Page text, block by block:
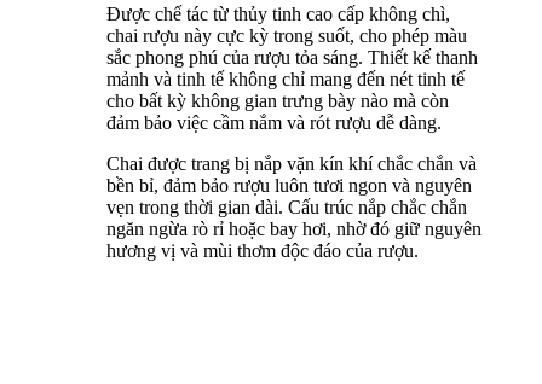
Được chế tác từ thủy tinh cao cấp không chì,
chai rượu này cực kỳ trong suốt, cho phép màu
sắc phong phú của rượu tỏa sáng. Thiết kế thanh
mảnh và tinh tế không chỉ mang đến nét tinh tế
cho bất kỳ không gian trưng bày nào mà còn
đảm bảo việc cầm nắm và rót rượu dễ dàng.
Chai được trang bị nắp vặn kín khí chắc chắn và
bền bỉ, đảm bảo rượu luôn tươi ngon và nguyên
vẹn trong thời gian dài. Cấu trúc nắp chắc chắn
ngăn ngừa rò rỉ hoặc bay hơi, nhờ đó giữ nguyên
hương vị và mùi thơm độc đáo của rượu.